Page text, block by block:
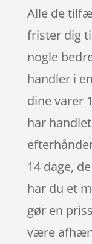
Alle de
frister dig
nogle
handler i
dine varer
har
14 dage,
har du et
gør en
være